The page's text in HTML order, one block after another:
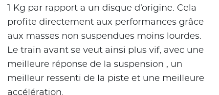
1 Kg par rapport a un disque d’origine. Cela
profite directement aux performances grâce
aux masses non suspendues moins lourdes.
Le train avant se veut ainsi plus vif, avec une
meilleure réponse de la suspension , un
meilleur ressenti de la piste et une meilleure
accélération.